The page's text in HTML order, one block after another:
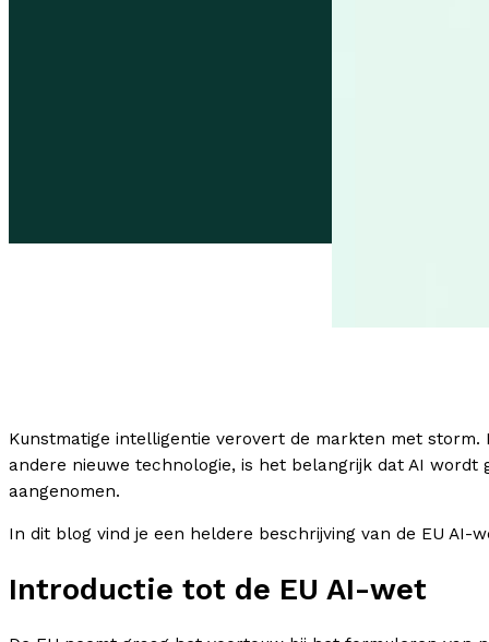
Kunstmatige intelligentie verovert de markten met
andere nieuwe technologie, is het belangrijk dat AI wordt
aangenomen.
In dit blog vind je een heldere beschrijving van de EU
Introductie tot de EU AI-wet